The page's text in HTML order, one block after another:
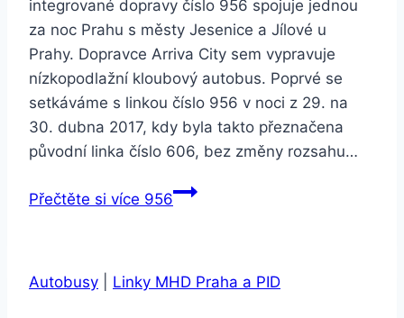
integrované dopravy číslo 956 spojuje jednou
za noc Prahu s městy Jesenice a Jílové u
Prahy. Dopravce Arriva City sem vypravuje
nízkopodlažní kloubový autobus. Poprvé se
setkáváme s linkou číslo 956 v noci z 29. na
30. dubna 2017, kdy byla takto přeznačena
původní linka číslo 606, bez změny rozsahu…
Přečtěte si více 956
Autobusy Linky MHD Praha a PID